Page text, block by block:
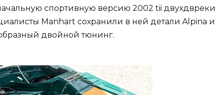
спортивную версию 2002 tii двухдвреки
Manhart сохранили в ней детали Alpina и
двойной тюнинг.